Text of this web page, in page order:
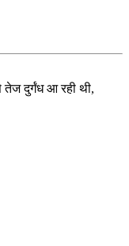
दुर्गंध आ रही थी,